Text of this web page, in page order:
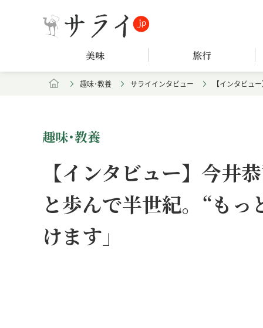
美味 旅行
趣味･教養 サライインタビュー 【インタビュ
趣味･教養
【インタビュー】今井
と歩んで半世紀。“も
けます」